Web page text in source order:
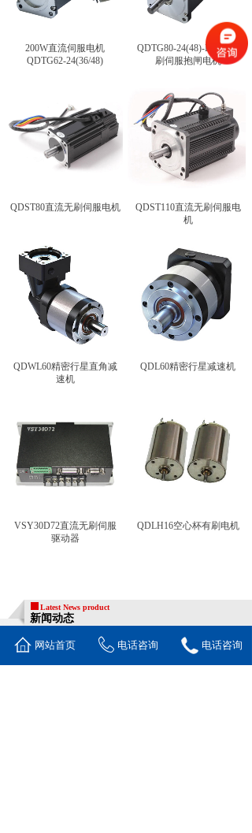
200W直流伺服电机
QDTG62-24(36/48)
QDTG80-24(48)-B直流无
刷伺服抱闸电机
QDST80直流无刷伺服电机
QDST110直流无刷伺服电
机
QDWL60精密行星直角减
速机
QDL60精密行星减速机
VSY30D72直流无刷伺服
驱动器
QDLH16空心杯有刷电机
Latest News product
新闻动态
网站首页 电话咨询 电话咨询